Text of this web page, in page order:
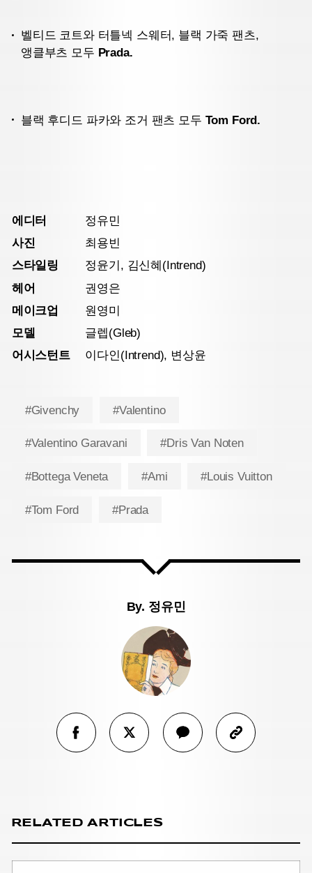
벨티드 코트와 터틀넥 스웨터, 블랙 가죽 팬츠,
앵클부츠 모두 Prada.
블랙 후디드 파카와 조거 팬츠 모두 Tom Ford.
에디터
정유민
사진
최용빈
스타일링
정윤기, 김신혜(Intrend)
헤어
권영은
메이크업
원영미
모델
글렙(Gleb)
어시스턴트
이다인(Intrend), 변상윤
#Givenchy #Valentino
#Valentino Garavani #Dris Van Noten
#Bottega Veneta #Ami #Louis Vuitton
#Tom Ford #Prada
By. 정유민
RELATED ARTICLES